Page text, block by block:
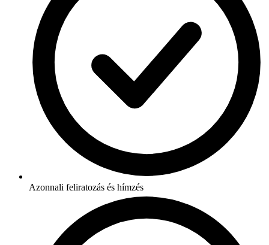
Azonnali feliratozás és hímzés